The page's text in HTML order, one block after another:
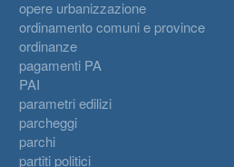
opere urbanizzazione
ordinamento comuni e province
ordinanze
pagamenti PA
PAI
parametri edilizi
parcheggi
parchi
partiti politici